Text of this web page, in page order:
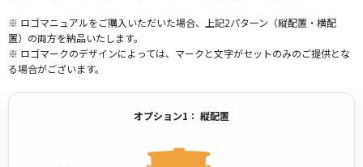
※ ロゴマニュアルをご購入いただいた場合、上記2パターン（縦配置・横配
置）の両方を納品いたします。
※ ロゴマークのデザインによっては、マークと文字がセットのみのご提供とな
る場合がございます。
オプション1： 縦配置